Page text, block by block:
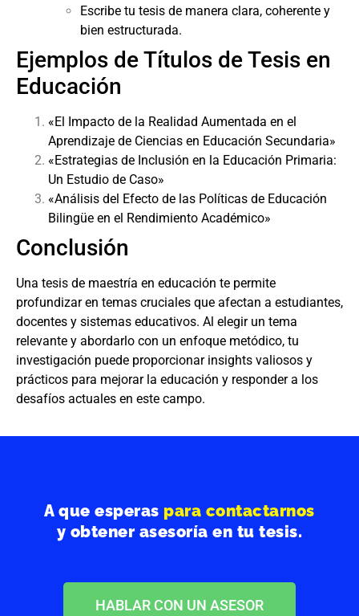
Escribe tu tesis de manera clara, coherente y
bien estructurada.
Ejemplos de Títulos de Tesis en
Educación
«El Impacto de la Realidad Aumentada en el
Aprendizaje de Ciencias en Educación Secundaria»
«Estrategias de Inclusión en la Educación Primaria:
Un Estudio de Caso»
«Análisis del Efecto de las Políticas de Educación
Bilingüe en el Rendimiento Académico»
Conclusión
Una tesis de maestría en educación te permite
profundizar en temas cruciales que afectan a estudiantes,
docentes y sistemas educativos. Al elegir un tema
relevante y abordarlo con un enfoque metódico, tu
investigación puede proporcionar insights valiosos y
prácticos para mejorar la educación y responder a los
desafíos actuales en este campo.
A que esperas para contactarnos
y obtener asesoría en tu tesis.
HABLAR CON UN ASESOR